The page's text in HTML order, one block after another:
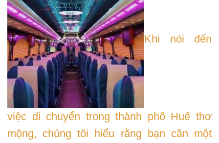
Khi nói đến
việc di chuyển trong thành phố Huế thơ
mộng, chúng tôi hiểu rằng bạn cần một